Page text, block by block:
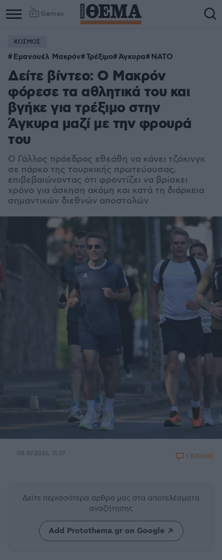
Games
ΚΟΣΜΟΣ
Εμανουέλ Μακρόν Τρέξιμο Άγκυρα ΝΑΤΟ
Δείτε βίντεο: Ο Μακρόν
φόρεσε τα αθλητικά του και
βγήκε για τρέξιμο στην
Άγκυρα μαζί με την φρουρά
του
Ο Γάλλος πρόεδρος εθεάθη να κάνει τζόκινγκ
σε πάρκο της τουρκικής πρωτεύουσας,
επιβεβαιώνοντας ότι φροντίζει να βρίσκει
χρόνο για άσκηση ακόμη και κατά τη διάρκεια
σημαντικών διεθνών αποστολών
08.07.2026, 11:37 1 ΣΧΟΛΙΟ
Δείτε περισσότερα άρθρα μας στα αποτελέσματα
αναζήτησης
Add Protothema.gr on Google